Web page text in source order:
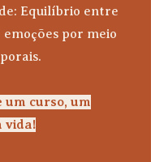
Equilíbrio entre
por meio
um curso, um
vida!